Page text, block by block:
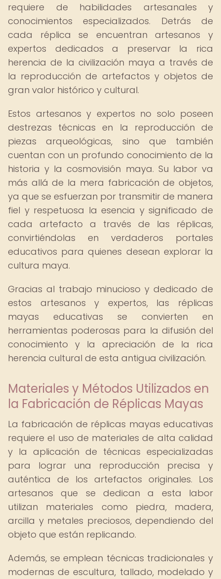
requiere de habilidades artesanales y
conocimientos especializados. Detrás de
cada réplica se encuentran artesanos y
expertos dedicados a preservar la rica
herencia de la civilización maya a través de
la reproducción de artefactos y objetos de
gran valor histórico y cultural.
Estos artesanos y expertos no solo poseen
destrezas técnicas en la reproducción de
piezas arqueológicas, sino que también
cuentan con un profundo conocimiento de la
historia y la cosmovisión maya. Su labor va
más allá de la mera fabricación de objetos,
ya que se esfuerzan por transmitir de manera
fiel y respetuosa la esencia y significado de
cada artefacto a través de las réplicas,
convirtiéndolas en verdaderos portales
educativos para quienes desean explorar la
cultura maya.
Gracias al trabajo minucioso y dedicado de
estos artesanos y expertos, las réplicas
mayas educativas se convierten en
herramientas poderosas para la difusión del
conocimiento y la apreciación de la rica
herencia cultural de esta antigua civilización.
Materiales y Métodos Utilizados en
la Fabricación de Réplicas Mayas
La fabricación de réplicas mayas educativas
requiere el uso de materiales de alta calidad
y la aplicación de técnicas especializadas
para lograr una reproducción precisa y
auténtica de los artefactos originales. Los
artesanos que se dedican a esta labor
utilizan materiales como piedra, madera,
arcilla y metales preciosos, dependiendo del
objeto que están replicando.
Además, se emplean técnicas tradicionales y
modernas de escultura, tallado, modelado y